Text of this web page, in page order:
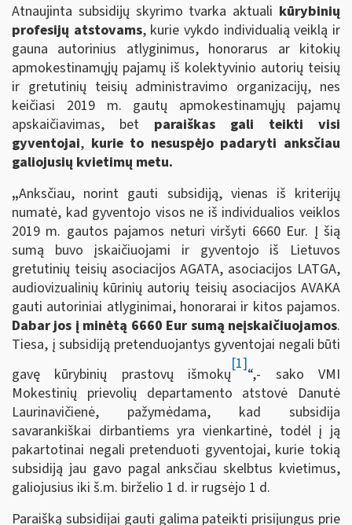
Atnaujinta subsidijų skyrimo tvarka aktuali kūrybinių
profesijų atstovams, kurie vykdo individualią veiklą ir
gauna autorinius atlyginimus, honorarus ar kitokių
apmokestinamųjų pajamų iš kolektyvinio autorių teisių
ir gretutinių teisių administravimo organizacijų, nes
keičiasi 2019 m. gautų apmokestinamųjų pajamų
apskaičiavimas, bet paraiškas gali teikti visi
gyventojai, kurie to nesuspėjo padaryti anksčiau
galiojusių kvietimų metu.
„Anksčiau, norint gauti subsidiją, vienas iš kriterijų
numatė, kad gyventojo visos ne iš individualios veiklos
2019 m. gautos pajamos neturi viršyti 6660 Eur. Į šią
sumą buvo įskaičiuojami ir gyventojo iš Lietuvos
gretutinių teisių asociacijos AGATA, asociacijos LATGA,
audiovizualinių kūrinių autorių teisių asociacijos AVAKA
gauti autoriniai atlyginimai, honorarai ir kitos pajamos.
Dabar jos į minėtą 6660 Eur sumą neįskaičiuojamos.
Tiesa, į subsidiją pretenduojantys gyventojai negali būti
gavę kūrybinių prastovų išmokų
[1]
“,- sako VMI
Mokestinių prievolių departamento atstovė Danutė
Laurinavičienė, pažymėdama, kad subsidija
savarankiškai dirbantiems yra vienkartinė, todėl į ją
pakartotinai negali pretenduoti gyventojai, kurie tokią
subsidiją jau gavo pagal anksčiau skelbtus kvietimus,
galiojusius iki š.m. birželio 1 d. ir rugsėjo 1 d.
Paraišką subsidijai gauti galima pateikti prisijungus prie